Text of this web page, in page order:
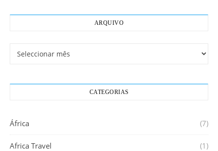
ARQUIVO
Arquivo
CATEGORIAS
África (7)
Africa Travel
(1)